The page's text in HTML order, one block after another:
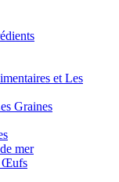
et Les
Graines
mer
Œufs